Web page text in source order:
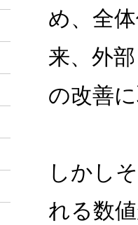
め、全
来、外
の改善
しかし
れる数